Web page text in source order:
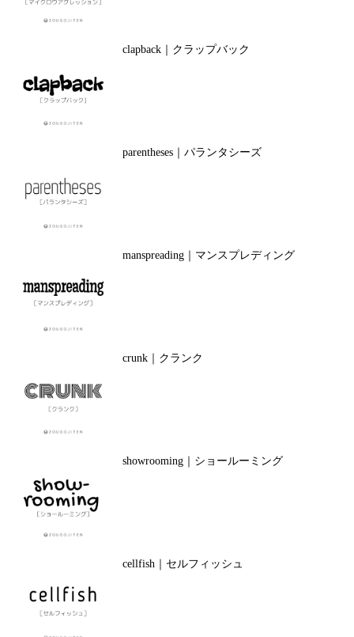
clapback｜クラップバック
parentheses｜パランタシーズ
manspreading｜マンスプレディング
crunk｜クランク
showrooming｜ショールーミング
cellfish｜セルフィッシュ